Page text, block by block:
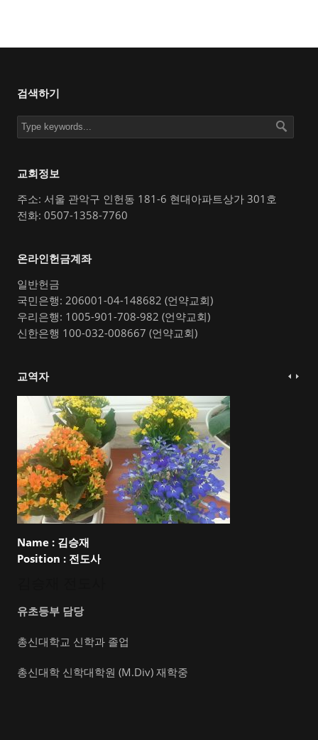
검색하기
교회정보
주소: 서울 관악구 인헌동 181-6 현대아파트상가 301호
전화: 0507-1358-7760
온라인헌금계좌
일반헌금
국민은행: 206001-04-148682 (언약교회)
우리은행: 1005-901-708-982 (언약교회)
신한은행 100-032-008667 (언약교회)
교역자
Name : 김승재
Position : 전도사
유초등부 담당
총신대학교 신학과 졸업
총신대학 신학대학원 (M.Div) 재학중